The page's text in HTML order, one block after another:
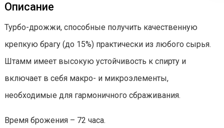
Описание
Турбо-дрожжи, способные получить качественную
крепкую брагу (до 15%) практически из любого сырья.
Штамм имеет высокую устойчивость к спирту и
включает в себя макро- и микроэлементы,
необходимые для гармоничного сбраживания.
Время брожения – 72 часа.